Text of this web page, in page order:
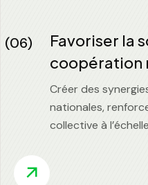
(06)
Favoriser la
coopération
Créer des
nationales,
collective à